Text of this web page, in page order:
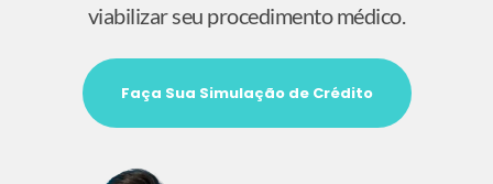
viabilizar seu procedimento médico.
Faça Sua Simulação de Crédito